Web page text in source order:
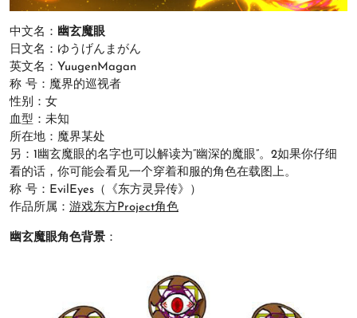
中文名： 幽玄魔眼
日文名：ゆうげんまがん
英文名：YuugenMagan
称 号：魔界的巡视者
性别：女
血型：未知
所在地：魔界某处
另：1幽玄魔眼的名字也可以解读为“幽深的魔眼”。2如果你仔细
看的话，你可能会看见一个穿着和服的角色在载图上。
称 号：EvilEyes（《东方灵异传》）
作品所属： 游戏东方Project角色
幽玄魔眼角色背景 ：